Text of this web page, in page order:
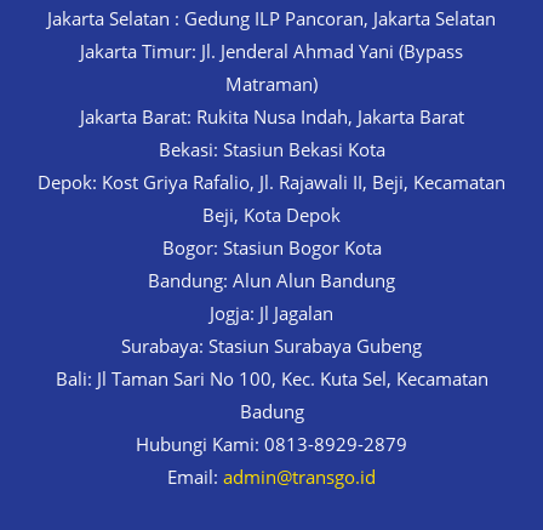
Jakarta Selatan : Gedung ILP Pancoran, Jakarta Selatan
Jakarta Timur: Jl. Jenderal Ahmad Yani (Bypass
Matraman)
Jakarta Barat: Rukita Nusa Indah, Jakarta Barat
Bekasi: Stasiun Bekasi Kota
Depok: Kost Griya Rafalio, Jl. Rajawali II, Beji, Kecamatan
Beji, Kota Depok
Bogor: Stasiun Bogor Kota
Bandung: Alun Alun Bandung
Jogja: Jl Jagalan
Surabaya: Stasiun Surabaya Gubeng
Bali: Jl Taman Sari No 100, Kec. Kuta Sel, Kecamatan
Badung
Hubungi Kami: 0813-8929-2879
Email: admin@transgo.id